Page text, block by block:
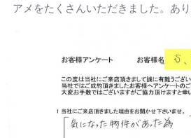
アメをたくさんいただきました。あり